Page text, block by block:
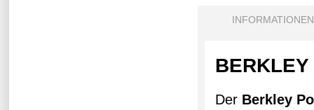
INFORMATIONEN
Der Berkley